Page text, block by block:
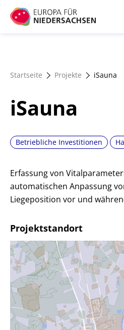
Direkt
zum
Förderangebote
Magazin
Startseite Projekte iSauna
iSauna
Betriebliche Investitionen
Erfassung von
automatischen Anpassung
Liegeposition vor und
Projektstandort